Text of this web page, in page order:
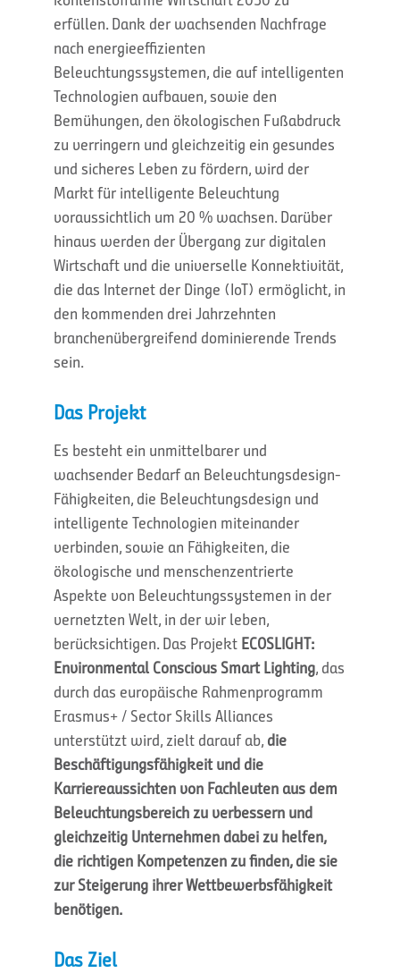
erfüllen. Dank der wachsenden Nachfrage
nach energieeffizienten
Beleuchtungssystemen, die auf intelligenten
Technologien aufbauen, sowie den
Bemühungen, den ökologischen Fußabdruck
zu verringern und gleichzeitig ein gesundes
und sicheres Leben zu fördern, wird der
Markt für intelligente Beleuchtung
voraussichtlich um 20 % wachsen. Darüber
hinaus werden der Übergang zur digitalen
Wirtschaft und die universelle Konnektivität,
die das Internet der Dinge (IoT) ermöglicht, in
den kommenden drei Jahrzehnten
branchenübergreifend dominierende Trends
sein.
Das Projekt
Es besteht ein unmittelbarer und
wachsender Bedarf an Beleuchtungsdesign-
Fähigkeiten, die Beleuchtungsdesign und
intelligente Technologien miteinander
verbinden, sowie an Fähigkeiten, die
ökologische und menschenzentrierte
Aspekte von Beleuchtungssystemen in der
vernetzten Welt, in der wir leben,
berücksichtigen. Das Projekt ECOSLIGHT:
Environmental Conscious Smart Lighting, das
durch das europäische Rahmenprogramm
Erasmus+ / Sector Skills Alliances
unterstützt wird, zielt darauf ab, die
Beschäftigungsfähigkeit und die
Karriereaussichten von Fachleuten aus dem
Beleuchtungsbereich zu verbessern und
gleichzeitig Unternehmen dabei zu helfen,
die richtigen Kompetenzen zu finden, die sie
zur Steigerung ihrer Wettbewerbsfähigkeit
benötigen.
Das Ziel